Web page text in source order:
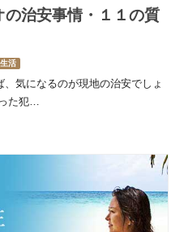
の治安事情・１１の質
生活
気になるのが現地の治安でしょ
た犯…